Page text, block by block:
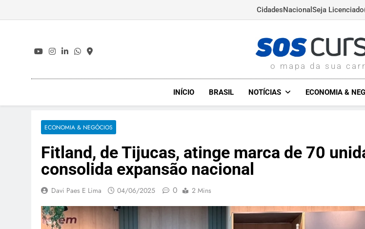
CidadesNacional Seja
o mapa da sua
INÍCIO BRASIL NOTÍCIAS ECONOMIA &
ECONOMIA & NEGÓCIOS
Fitland, de Tijucas, atinge marca de 70
consolida expansão nacional
Davi Paes E Lima 04/06/2025 0 2 Mins